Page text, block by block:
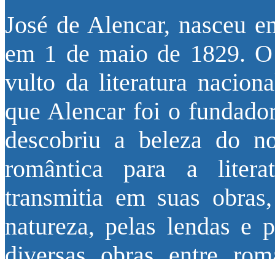
José de Alencar, nasceu
em 1 de maio de 1829.
vulto da literatura
que Alencar foi o
descobriu a beleza do
romântica para a
transmitia em suas
natureza, pelas lendas e